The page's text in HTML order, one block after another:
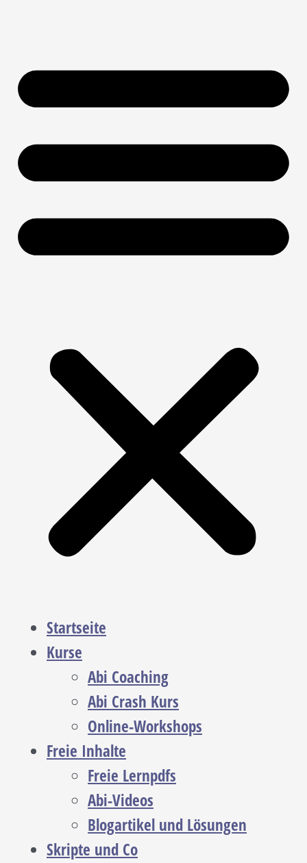
Startseite
Kurse
Abi Coaching
Abi Crash Kurs
Online-Workshops
Freie Inhalte
Freie Lernpdfs
Abi-Videos
Blogartikel und Lösungen
Skripte und Co